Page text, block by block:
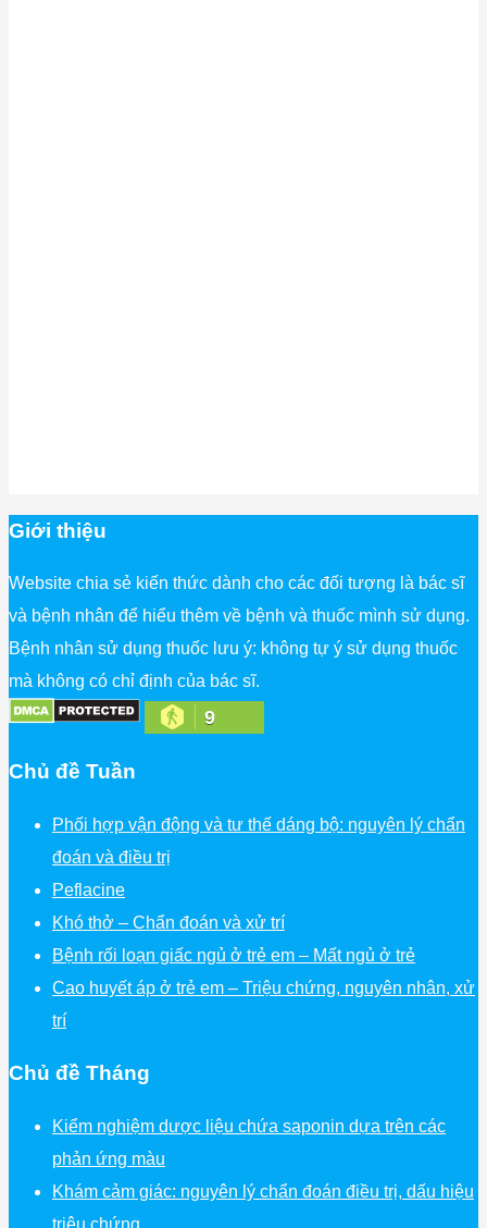
Giới thiệu
Website chia sẻ kiến thức dành cho các đối tượng là bác sĩ
và bệnh nhân để hiểu thêm về bệnh và thuốc mình sử dụng.
Bệnh nhân sử dụng thuốc lưu ý: không tự ý sử dụng thuốc
mà không có chỉ định của bác sĩ.
9
Chủ đề Tuần
Phối hợp vận động và tư thế dáng bộ: nguyên lý chẩn
đoán và điều trị
Peflacine
Khó thở – Chẩn đoán và xử trí
Bệnh rối loạn giấc ngủ ở trẻ em – Mất ngủ ở trẻ
Cao huyết áp ở trẻ em – Triệu chứng, nguyên nhân, xử
trí
Chủ đề Tháng
Kiểm nghiệm dược liệu chứa saponin dựa trên các
phản ứng màu
Khám cảm giác: nguyên lý chẩn đoán điều trị, dấu hiệu